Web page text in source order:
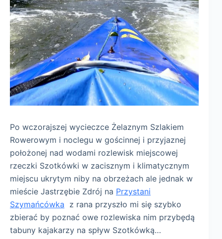
Po wczorajszej wycieczce Żelaznym Szlakiem
Rowerowym i noclegu w gościnnej i przyjaznej
położonej nad wodami rozlewisk miejscowej
rzeczki Szotkówki w zacisznym i klimatycznym
miejscu ukrytym niby na obrzeżach ale jednak w
mieście Jastrzębie Zdrój na Przystani
Szymańcówka z rana przyszło mi się szybko
zbierać by poznać owe rozlewiska nim przybędą
tabuny kajakarzy na spływ Szotkówką…